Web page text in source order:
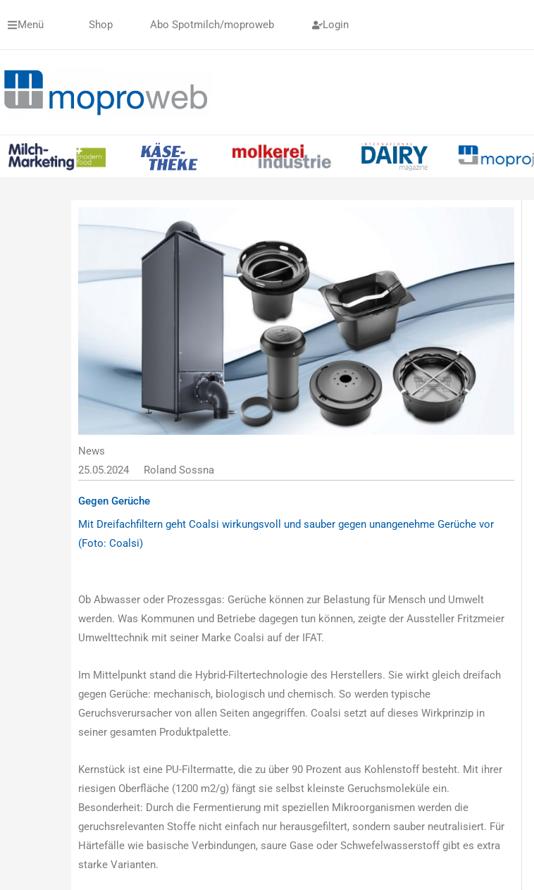
InhaltMenü Shop Abo Spotmilch/moproweb Login
News
25.05.2024
Roland Sossna
Gegen Gerüche
Mit Dreifachfiltern geht Coalsi wirkungsvoll und sauber gegen unangenehme Gerüche vor
(Foto: Coalsi)
Ob Abwasser oder Prozessgas: Gerüche können zur Belastung für Mensch und Umwelt
werden. Was Kommunen und Betriebe dagegen tun können, zeigte der Aussteller Fritzmeier
Umwelttechnik mit seiner Marke Coalsi auf der IFAT.
Im Mittelpunkt stand die Hybrid-Filtertechnologie des Herstellers. Sie wirkt gleich dreifach
gegen Gerüche: mechanisch, biologisch und chemisch. So werden typische
Geruchsverursacher von allen Seiten angegriffen. Coalsi setzt auf dieses Wirkprinzip in
seiner gesamten Produktpalette.
Kernstück ist eine PU-Filtermatte, die zu über 90 Prozent aus Kohlenstoff besteht. Mit ihrer
riesigen Oberfläche (1200 m2/g) fängt sie selbst kleinste Geruchsmoleküle ein.
Besonderheit: Durch die Fermentierung mit speziellen Mikroorganismen werden die
geruchsrelevanten Stoffe nicht einfach nur herausgefiltert, sondern sauber neutralisiert. Für
Härtefälle wie basische Verbindungen, saure Gase oder Schwefelwasserstoff gibt es extra
starke Varianten.